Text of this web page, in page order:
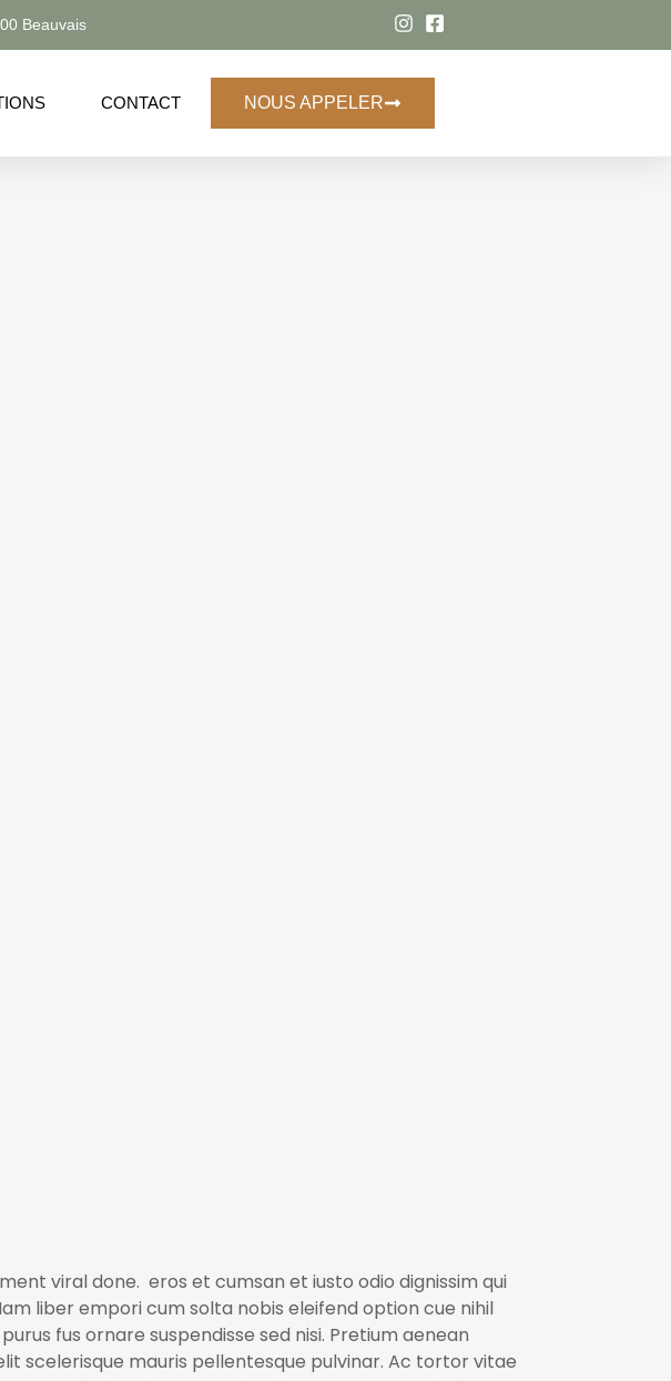
Beauvais
CONTACT NOUS APPELER
viral done. eros et cumsan et iusto odio dignissim qui
liber empori cum solta nobis eleifend option cue nihil
fus ornare suspendisse sed nisi. Pretium aenean
scelerisque mauris pellentesque pulvinar. Ac tortor vitae